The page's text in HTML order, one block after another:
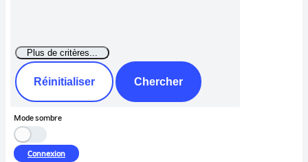
Réinitialiser Chercher
Mode sombre
Connexion